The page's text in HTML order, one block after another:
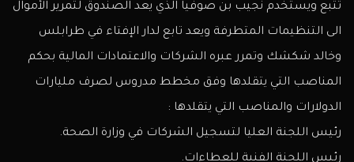
تتبع ويستخدم نجيب بن صوفيا الذي يعد الصندوق لتمرير الأموال
الى التنظيمات المتطرفة ويعد تابع لدار الإفتاء في طرابلس
وخالد شكشك وتمرر عبره الشركات والاعتمادات المالية بحكم
المناصب التي يتقلدها وفق مخطط مدروس لصرف مليارات
الدولارات والمناصب التي يتقلدها :
رئيس اللجنة العليا لتسجيل الشركات في وزارة الصحة.
رئيس اللجنة الفنية للعطاءات.